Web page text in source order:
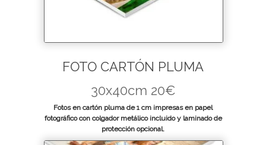
FOTO CARTÓN PLUMA
30x40cm 20€
Fotos en cartón pluma de 1 cm impresas en papel
fotográfico con colgador metálico incluido y laminado de
protección opcional.